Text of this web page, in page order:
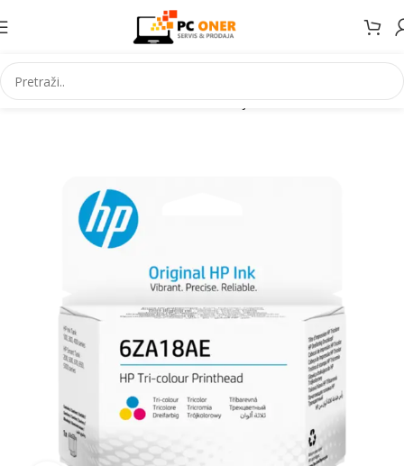
Početna Informatika Potrošni materijal Tinte